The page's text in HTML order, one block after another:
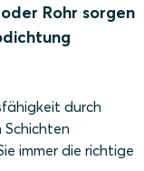
Rohr sorgen
durch
immer die richtige